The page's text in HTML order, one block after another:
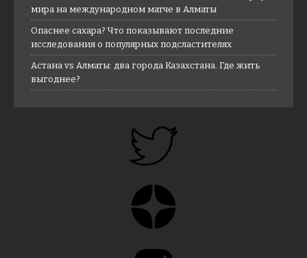
мира на международном матче в Алматы
Опаснее сахара? Что показывают последние
исследования о популярных подсластителях
Астана vs Алматы: два города Казахстана. Где жить
выгоднее?